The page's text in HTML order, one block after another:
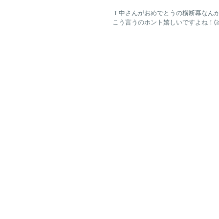
Ｔ中さんがおめでとうの横断幕なん
こう言うのホント嬉しいですよね！